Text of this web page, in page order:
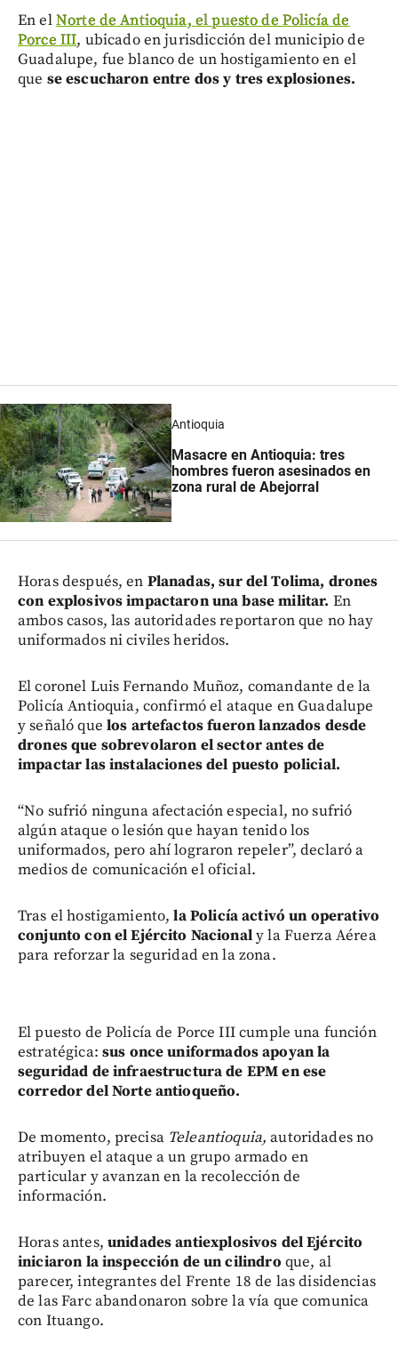
En elNorte de Antioquia, el puesto de Policía de
Porce III, ubicado en jurisdicción del municipio de
Guadalupe, fue blanco de un hostigamiento en el
que se escucharon entre dos y tres explosiones.
Antioquia
Masacre en Antioquia: tres
hombres fueron asesinados en
zona rural de Abejorral
Horas después, en Planadas, sur del Tolima, drones
con explosivos impactaron una base militar. En
ambos casos, las autoridades reportaron que no hay
uniformados ni civiles heridos.
El coronel Luis Fernando Muñoz, comandante de la
Policía Antioquia, confirmó el ataque en Guadalupe
y señaló que los artefactos fueron lanzados desde
drones que sobrevolaron el sector antes de
impactar las instalaciones del puesto policial.
“No sufrió ninguna afectación especial, no sufrió
algún ataque o lesión que hayan tenido los
uniformados, pero ahí lograron repeler”, declaró a
medios de comunicación el oficial.
Tras el hostigamiento,la Policía activó un operativo
conjunto con el Ejército Nacionaly la Fuerza Aérea
para reforzar la seguridad en la zona.
El puesto de Policía de Porce III cumple una función
estratégica: sus once uniformados apoyan la
seguridad de infraestructura de EPM en ese
corredor del Norte antioqueño.
De momento, precisa Teleantioquia,autoridades no
atribuyen el ataque a un grupo armado en
particular y avanzan en la recolección de
información.
Horas antes, unidades antiexplosivos del Ejército
iniciaron la inspección de un cilindro que, al
parecer, integrantes del Frente 18 de las disidencias
de las Farc abandonaron sobre la vía que comunica
con Ituango.